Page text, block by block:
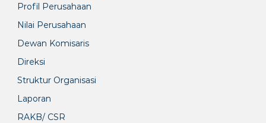
Profil Perusahaan
Nilai Perusahaan
Dewan Komisaris
Direksi
Struktur Organisasi
Laporan
RAKB/ CSR